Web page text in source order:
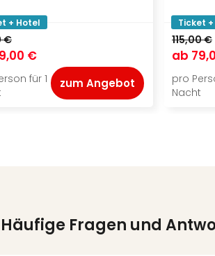
+ Hotel
€
€
für 1
zum Angebot
Ticket
115,00 €
ab
pro
Nacht
Häufige Fragen und